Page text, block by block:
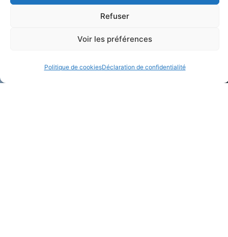
Refuser
Voir les préférences
Politique de cookiesDéclaration de confidentialité